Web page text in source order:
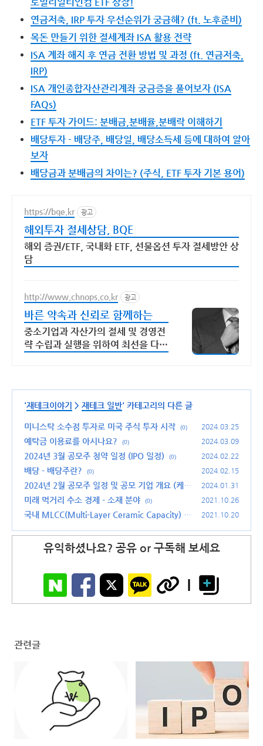
로벌리얼티인컴 ETF 상장!
연금저축, IRP 투자 우선순위가 궁금해? (ft. 노후준비)
목돈 만들기 위한 절세계좌 ISA 활용 전략
ISA 계좌 해지 후 연금 전환 방법 및 과정 (ft. 연금저축,
IRP)
ISA 개인종합자산관리계좌 궁금증을 풀어보자 (ISA
FAQs)
ETF 투자 가이드: 분배금,분배율,분배락 이해하기
배당투자 - 배당주, 배당일, 배당소득세 등에 대하여 알아
보자
배당금과 분배금의 차이는? (주식, ETF 투자 기본 용어)
https://bqe.kr 광고
해외투자 절세상담, BQE
해외 증권/ETF, 국내화 ETF, 선물옵션 투자 절세방안 상
담
http://www.chnops.co.kr 광고
바른 약속과 신뢰로 함께하는
중소기업과 자산가의 절세 및 경영전
략 수립과 실행을 위하여 최선을 다하
'재테크이야기 > 재테크 일반' 카테고리의 다른 글
미니스탁 소수점 투자로 미국 주식 투자 시작 (0) 2024.03.25
예탁금 이용료를 아시나요? (0) 2024.03.09
2024년 3월 공모주 청약 일정 (IPO 일정) (0) 2024.02.22
배당 - 배당주란? (0) 2024.02.15
2024년 2월 공모주 일정 및 공모 기업 개요 (케이
웨더,이에이트,코셈,에이피알,오상헬스케어,케이
엔알시스템)
(0)
2024.01.31
미래 먹거리 수소 경제 - 소재 분야 (0) 2021.10.26
국내 MLCC(Multi-Layer Ceramic Capacity) 산
2021.10.20
유익하셨나요? 공유 or 구독해 보세요
관련글